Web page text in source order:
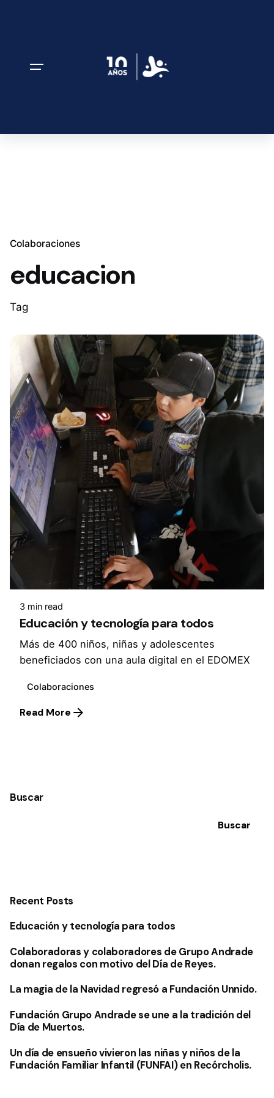
Colaboraciones
educacion
Tag
Buscar
Buscar
Recent Posts
Educación y tecnología para todos
Colaboradoras y colaboradores de Grupo Andrade
donan regalos con motivo del Día de Reyes.
La magia de la Navidad regresó a Fundación Unnido.
Fundación Grupo Andrade se une a la tradición del
Día de Muertos.
Un día de ensueño vivieron las niñas y niños de la
Fundación Familiar Infantil (FUNFAI) en Recórcholis.
3 min read
Educación y tecnología para todos
Más de 400 niños, niñas y adolescentes
beneficiados con una aula digital en el EDOMEX
Colaboraciones
Read More